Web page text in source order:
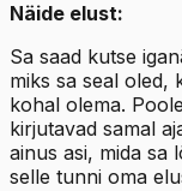
Näide elust:
Sa saad kutse
miks sa seal oled,
kohal olema.
kirjutavad samal
ainus asi, mida sa
selle tunni oma